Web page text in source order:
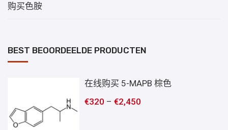
购买色胺
BEST BEOORDEELDE PRODUCTEN
在线购买 5-MAPB 棕色
€320 –€2,450